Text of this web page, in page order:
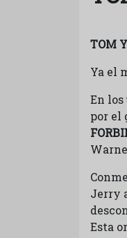
TOM
Ya el
En
por el
Jerry
Esta